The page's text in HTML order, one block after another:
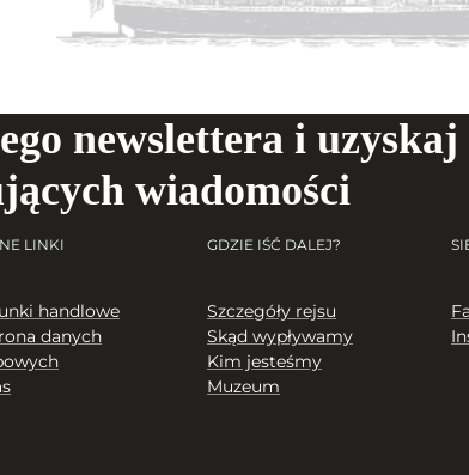
newslettera i uzyskaj
wiadomości
LINKI
handlowe
danych
GDZIE IŚĆ DALEJ?
Szczegóły rejsu
Skąd wypływamy
Kim jesteśmy
Muzeum